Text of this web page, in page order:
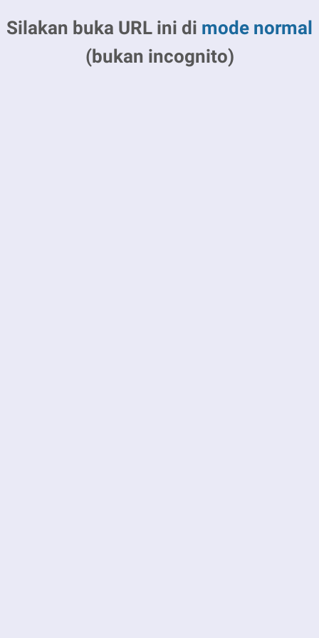
Silakan buka URL ini di mode normal
(bukan incognito)